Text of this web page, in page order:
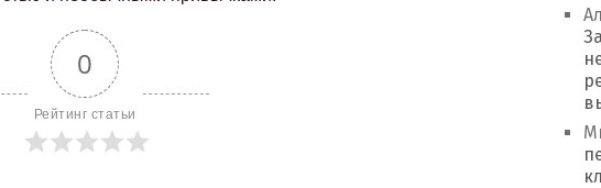
0
Рейтинг статьи